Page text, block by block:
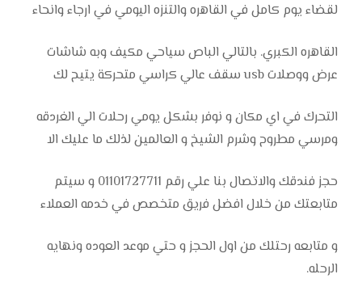
لقضاء يوم كامل في القاهره والتنزه اليومي في ارجاء وانحاء
القاهره الكبري. بالتالي الباص سياحي مكيف وبه شاشات
عرض ووصلات usb سقف عالي كراسي متحركة يتيح لك
التحرك في اي مكان و نوفر بشكل يومي رحلات الي الغردقه
ومرسي مطروح وشرم الشيخ و العالمين لذلك ما عليك الا
حجز فندقك والاتصال بنا علي رقم 01101727711 و سيتم
متابعتك من خلال افضل فريق متخصص في خدمه العملاء
و متابعه رحتلك من اول الحجز و حتي موعد العوده ونهايه
الرحله.